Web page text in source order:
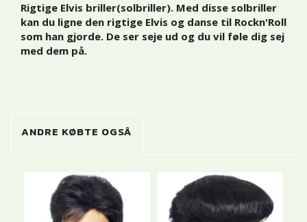
Rigtige Elvis briller(solbriller). Med disse solbriller
kan du ligne den rigtige Elvis og danse til Rockn'Roll
som han gjorde. De ser seje ud og du vil føle dig sej
med dem på.
ANDRE KØBTE OGSÅ